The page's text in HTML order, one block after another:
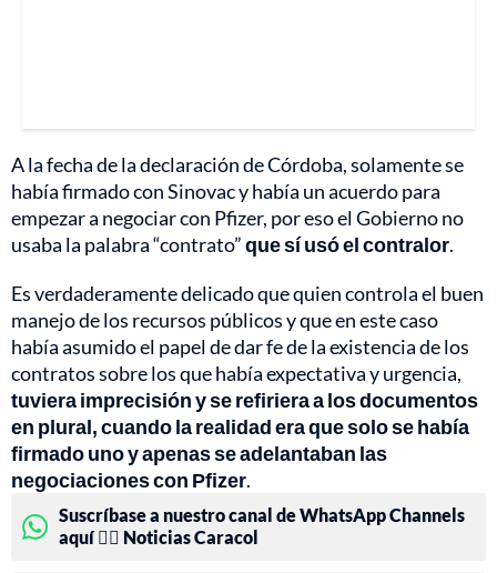
A la fecha de la declaración de Córdoba, solamente se
había firmado con Sinovac y había un acuerdo para
empezar a negociar con Pfizer, por eso el Gobierno no
usaba la palabra “contrato”que sí usó el contralor.
Es verdaderamente delicado que quien controla el buen
manejo de los recursos públicos y que en este caso
había asumido el papel de dar fe de la existencia de los
contratos sobre los que había expectativa y urgencia,
tuviera imprecisióny se refiriera a los documentos
en plural, cuando la realidad era que solo se había
firmado uno y apenas se adelantaban las
negociaciones con Pfizer.
Suscríbase a nuestro canal de WhatsApp Channels
aquí 👉🏻 Noticias Caracol